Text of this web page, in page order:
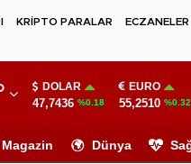
KRİPTO PARALAR ECZANELER
DOLAR
47,7436 %0.18
EURO
55,2510 %0.32
Magazin Dünya